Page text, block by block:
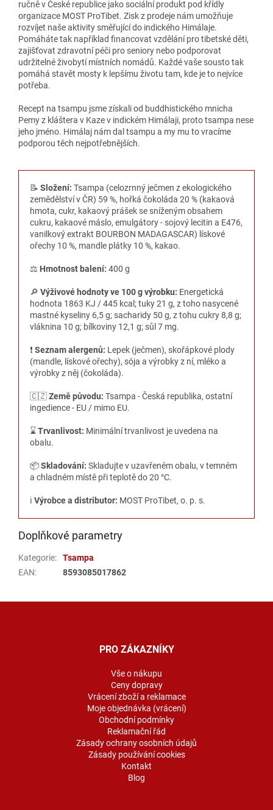
ručně v České republice jako sociální produkt pod křídly
organizace MOST ProTibet. Zisk z prodeje nám umožňuje
rozvíjet naše aktivity směřující do indického Himálaje.
Pomáháte tak například financovat vzdělání pro tibetské děti,
zajišťovat zdravotní péči pro seniory nebo podporovat
udržitelné živobytí místních nomádů. Každé vaše sousto tak
pomáhá stavět mosty k lepšímu životu tam, kde je to nejvíce
potřeba.
Recept na tsampu jsme získali od buddhistického mnicha
Pemy z kláštera v Kaze v indickém Himálaji, proto tsampa nese
jeho jméno. Himálaj nám dal tsampu a my mu to vracíme
podporou těch nejpotřebnějších.
📝 Složení: Tsampa (celozrnný ječmen z ekologického
zemědělství v ČR) 59 %, hořká čokoláda 20 % (kakaová
hmota, cukr, kakaový prášek se sníženým obsahem
cukru, kakaové máslo, emulgátory - sojový lecitin a E476,
vanilkový extrakt BOURBON MADAGASCAR) lískové
ořechy 10 %, mandle plátky 10 %, kakao.
⚖️ Hmotnost balení: 400 g
🔎 Výživové hodnoty ve 100 g výrobku: Energetická
hodnota 1863 KJ / 445 kcal; tuky 21 g, z toho nasycené
mastné kyseliny 6,5 g; sacharidy 50 g, z tohu cukry 8,8 g;
vláknina 10 g; bílkoviny 12,1 g; sůl 7 mg.
❗️ Seznam alergenů: Lepek (ječmen), skořápkové plody
(mandle, lískové ořechy), sója a výrobky z ní, mléko a
výrobky z něj (čokoláda).
🇨🇿Země původu: Tsampa - Česká republika, ostatní
ingedience - EU / mimo EU.
⌛️ Trvanlivost: Minimální trvanlivost je uvedena na
obalu.
📦Skladování: Skladujte v uzavřeném obalu, v temném
a chladném místě při teplotě do 20 °C.
ℹ️ Výrobce a distributor: MOST ProTibet, o. p. s.
Doplňkové parametry
Kategorie:
Tsampa
EAN: 8593085017862
PRO ZÁKAZNÍKY
Vše o nákupu
Ceny dopravy
Vrácení zboží a reklamace
Moje objednávka (vrácení)
Obchodní podmínky
Reklamační řád
Zásady ochrany osobních údajů
Zásady používání cookies
Kontakt
Blog